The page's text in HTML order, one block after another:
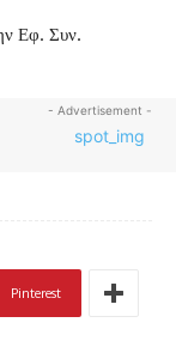
Εφ. Συν.
- Advertisement -
Pinterest